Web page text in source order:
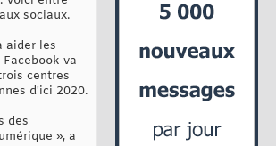
sociaux.
aider les
va
centres
d'ici 2020.
des
», a